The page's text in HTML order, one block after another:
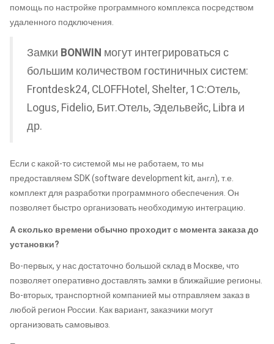
помощь по настройке программного комплекса посредством
удаленного подключения.
Замки BONWIN могут интегрироваться с
большим количеством гостиничных систем:
Frontdesk24, CLOFFHotel, Shelter, 1С:Отель,
Logus, Fidelio, Бит.Отель, Эдельвейс, Libra и
др.
Если с какой-то системой мы не работаем, то мы
предоставляем SDK (software development kit, англ), т.е.
комплект для разработки программного обеспечения. Он
позволяет быстро организовать необходимую интеграцию.
А сколько времени обычно проходит с момента заказа до
установки?
Во-первых, у нас достаточно большой склад в Москве, что
позволяет оперативно доставлять замки в ближайшие регионы.
Во-вторых, транспортной компанией мы отправляем заказ в
любой регион России. Как вариант, заказчики могут
организовать самовывоз.